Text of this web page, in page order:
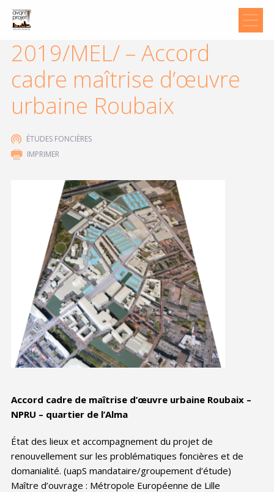
2019/MEL/ – Accord
cadre maîtrise d’œuvre
urbaine Roubaix
ÉTUDES FONCIÈRES
IMPRIMER
Accord cadre de maîtrise d’œuvre urbaine Roubaix –
NPRU – quartier de l’Alma
État des lieux et accompagnement du projet de
renouvellement sur les problématiques foncières et de
domanialité. (uapS mandataire/groupement d’étude)
Maître d’ouvrage : Métropole Européenne de Lille